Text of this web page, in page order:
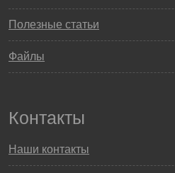
Полезные статьи
Файлы
Контакты
Наши контакты